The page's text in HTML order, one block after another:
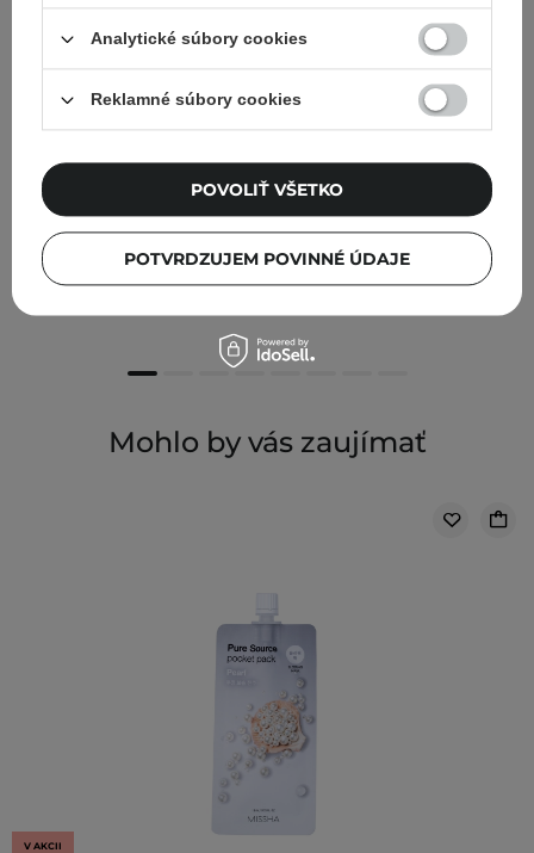
V AKCII
CP-1 - Bright Complex Intense Nourishing Conditioner -
Posilňujúci kondicionér na vlasy - 100 ml
4,50 €
3,15 €
Mohlo by vás zaujímať
V AKCII
Analytické súbory cookies
Reklamné súbory cookies
POTVRDZUJEM POVINNÉ ÚDAJE
POVOLIŤ VŠETKO